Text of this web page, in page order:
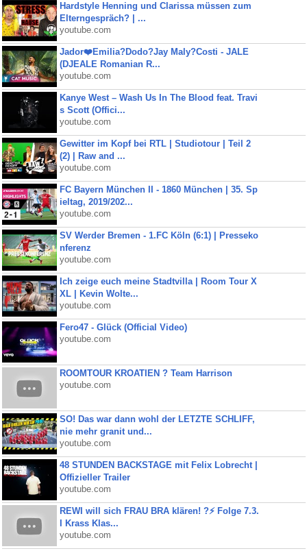
Hardstyle Henning und Clarissa müssen zum
Elterngespräch? | ...
youtube.com
Jador❤️Emilia?Dodo?Jay Maly?Costi - JALE
(DJEALE Romanian R...
youtube.com
Kanye West – Wash Us In The Blood feat. Travi
s Scott (Offici...
youtube.com
Gewitter im Kopf bei RTL | Studiotour | Teil 2
(2) | Raw and ...
youtube.com
FC Bayern München II - 1860 München | 35. Sp
ieltag, 2019/202...
youtube.com
SV Werder Bremen - 1.FC Köln (6:1) | Presseko
nferenz
youtube.com
Ich zeige euch meine Stadtvilla | Room Tour X
XL | Kevin Wolte...
youtube.com
Fero47 - Glück (Official Video)
youtube.com
ROOMTOUR KROATIEN ? Team Harrison
youtube.com
SO! Das war dann wohl der LETZTE SCHLIFF,
nie mehr granit und...
youtube.com
48 STUNDEN BACKSTAGE mit Felix Lobrecht |
Offizieller Trailer
youtube.com
REWI will sich FRAU BRA klären! ?⚡️ Folge 7.3.
I Krass Klas...
youtube.com